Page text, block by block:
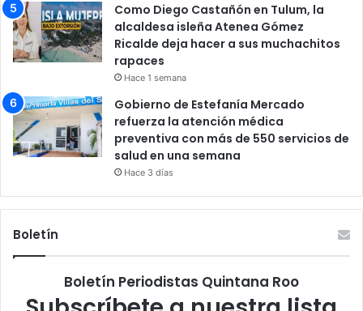
Como Diego Castañón en Tulum, la
alcaldesa isleña Atenea Gómez
Ricalde deja hacer a sus muchachitos
rapaces
Hace 1 semana
Gobierno de Estefanía Mercado
refuerza la atención médica
preventiva con más de 550 servicios de
salud en una semana
Hace 3 días
Boletín
Boletín Periodistas Quintana Roo